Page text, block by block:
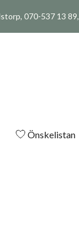
070-537 13 89,
Önskelistan